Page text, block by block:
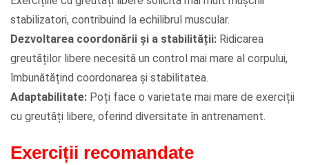
stabilizatori, contribuind la echilibrul muscular.
Dezvoltarea coordonării și a stabilității: Ridicarea
greutăților libere necesită un control mai mare al corpului,
îmbunătățind coordonarea și stabilitatea.
Adaptabilitate: Poți face o varietate mai mare de exerciții
cu greutăți libere, oferind diversitate în antrenament.
Exerciții recomandate